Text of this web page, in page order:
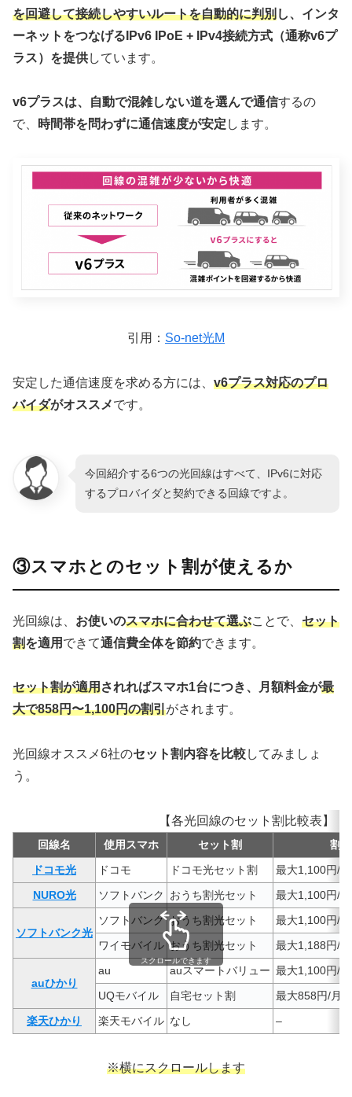
を回避して接続しやすいルートを自動的に判別し、インタ
ーネットをつなげるIPv6 IPoE + IPv4接続方式（通称v6プ
ラス）を提供しています。
v6プラスは、自動で混雑しない道を選んで通信するの
で、
時間帯を問わずに通信速度が安定 します。
引用： So-net光M
安定した通信速度を求める方には、 v6プラス対応のプロ
バイダがオススメです。
今回紹介する6つの光回線はすべて、IPv6に対応
するプロバイダと契約できる回線ですよ。
③スマホとのセット割が使えるか
光回線は、 お使いのスマホに合わせて選ぶことで、 セット
割を適用 できて通信費全体を節約できます。
セット割が適用されればスマホ1台につき、月額料金が最
大で858円〜1,100円の割引がされます。
光回線オススメ6社のセット割内容を比較してみましょ
う。
【各光回線のセット割比較表】
回線名 使用スマホ セット割
割
ドコモ光
ドコモ ドコモ光セット割
最大1,100円/
NURO光
ソフトバンク おうち割光セット 最大1,100円/
ソフトバンク光
ソフトバンク おうち割光セット
最大1,100円/
ワイモバイル おうち割光セット 最大1,188円/
auひかり
au auスマートバリュー 最大1,100円/
UQモバイル
自宅セット割
最大858円/月
楽天ひかり
楽天モバイル なし –
スクロールできます
※横にスクロールします